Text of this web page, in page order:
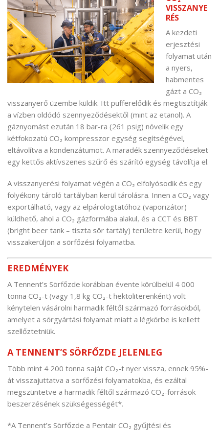
VISSZANYE
RÉS
A kezdeti
erjesztési
folyamat után
a nyers,
habmentes
gázt a CO₂
visszanyerő üzembe küldik. Itt pufferelődik és megtisztítják
a vízben oldódó szennyeződésektől (mint az etanol). A
gáznyomást ezután 18 bar-ra (261 psig) növelik egy
kétfokozatú CO₂ kompresszor egység segítségével,
eltávolítva a kondenzátumot. A maradék szennyeződéseket
egy kettős aktívszenes szűrő és szárító egység távolítja el.
A visszanyerési folyamat végén a CO₂ elfolyósodik és egy
folyékony tároló tartályban kerül tárolásra. Innen a CO₂ vagy
exportálható, vagy az elpárologtatóhoz (vaporizátor)
küldhető, ahol a CO₂ gázformába alakul, és a CCT és BBT
(bright beer tank – tiszta sör tartály) területre kerül, hogy
visszakerüljön a sörfőzési folyamatba.
EREDMÉNYEK
A Tennent’s Sörfőzde korábban évente körülbelül 4 000
tonna CO₂-t (vagy 1,8 kg CO₂-t hektoliterenként) volt
kénytelen vásárolni harmadik féltől származó forrásokból,
amelyet a sörgyártási folyamat miatt a légkörbe is kellett
szellőztetniük.
A TENNENT’S SÖRFŐZDE JELENLEG
Több mint 4 200 tonna saját CO₂-t nyer vissza, ennek 95%-
át visszajuttatva a sörfőzési folyamatokba, és ezáltal
megszüntetve a harmadik féltől származó CO₂-források
beszerzésének szükségességét*.
*A Tennent’s Sörfőzde a Pentair CO₂ gyűjtési és